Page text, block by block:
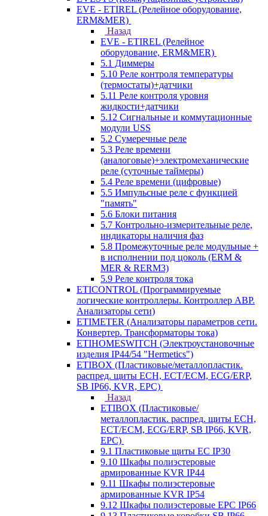
EVE - ETIREL (Релейное оборудование,
ERM&MER)
Назад
EVE - ETIREL (Релейное
оборудование, ERM&MER)
5.1 Диммеры
5.10 Реле контроля температуры
(термостаты)+датчики
5.11 Реле контроля уровня
жидкости+датчики
5.12 Сигнальные и коммутационные
модули USS
5.2 Сумеречные реле
5.3 Реле времени
(аналоговые)+электромеханические
реле (суточные таймеры)
5.4 Реле времени (цифровые)
5.5 Импульсные реле с функцией
"память"
5.6 Блоки питания
5.7 Контрольно-измерительные реле,
индикаторы наличия фаз
5.8 Промежуточные реле модульные +
в исполнении под цоколь (ERM &
MER & RERM3)
5.9 Реле контроля тока
ETICONTROL (Программируемые
логические контроллеры. Контроллер АВР.
Анализаторы сети)
ETIMETER (Анализаторы параметров сети.
Конвертер. Трансформаторы тока)
ETIHOMESWITCH (Электроустановочные
изделия IP44/54 "Hermetics")
ETIBOX (Пластиковые/металлопластик.
распред. щиты ECH, ECT/ECM, ECG/ERP,
SB IP66, KVR, EPC)
Назад
ETIBOX (Пластиковые/
металлопластик. распред. щиты ECH,
ECT/ECM, ECG/ERP, SB IP66, KVR,
EPC)
9.1 Пластиковые щиты EC IP30
9.10 Шкафы полиэстеровые
армированные KVR IP44
9.11 Шкафы полиэстеровые
армированные KVR IP54
9.12 Шкафы полиэстеровые EPC IP66